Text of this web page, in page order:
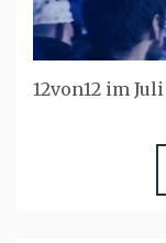
12von12 im Juli